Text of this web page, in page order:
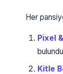
Her
Pixel
Kitle